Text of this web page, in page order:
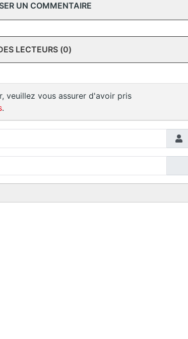
UN COMMENTAIRE
LECTEURS (0)
veuillez vous assurer d'avoir pris
.